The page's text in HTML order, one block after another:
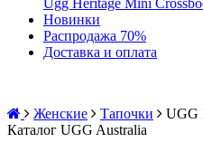
Ugg Heritage Mini
Новинки
Распродажа 70%
Доставка и оплата
Женские Тапочки
UGG
Каталог UGG Australia